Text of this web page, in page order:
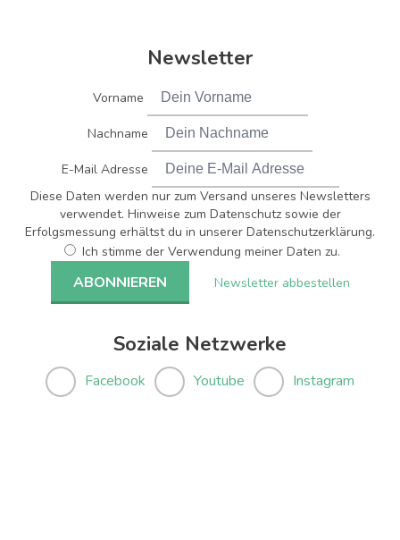
Newsletter
Vorname
Nachname
E-Mail Adresse
Diese Daten werden nur zum Versand unseres Newsletters
verwendet. Hinweise zum Datenschutz sowie der
Erfolgsmessung erhältst du in unserer Datenschutzerklärung.
Ich stimme der Verwendung meiner Daten zu.
Newsletter abbestellen
Soziale Netzwerke
Facebook Youtube Instagram